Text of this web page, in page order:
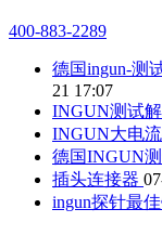
400-883-2289
德国ingun-测
21 17:07
INGUN测试
INGUN大电
德国INGUN
插头连接器
ingun探针最